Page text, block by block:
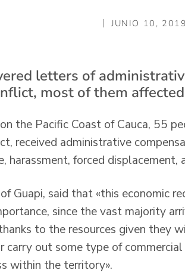
JUNIO 10, 2019
letters of
most of them
the Pacific Coast of Cauca, 55
received administrative
harassment, forced displacement,
Guapi, said that «this economic
since the vast majority
to the resources given they
carry out some type of
within the territory».